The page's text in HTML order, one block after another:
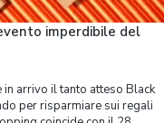
imperdibile del
in arrivo il tanto atteso Black
per risparmiare sui regali